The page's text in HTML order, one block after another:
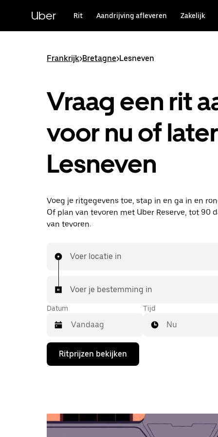
hoofdinhoudUber Rit Aandrijving afleveren Zakelijk
Frankrijk>Bretagne>Lesneven
Vraag een rit
voor nu of
Lesneven
Voeg je ritgegevens toe, stap in en ga in en
Of plan van tevoren met Uber Reserve, tot 90
van tevoren.
Voer locatie in
Voer je bestemming in
Datum
Druk
de
te
openen
Tijd
Nu
Ritprijzen bekijken